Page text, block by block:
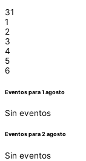
31
1
2
3
4
5
6
Eventos para1agosto
Sin eventos
Eventos para2agosto
Sin eventos